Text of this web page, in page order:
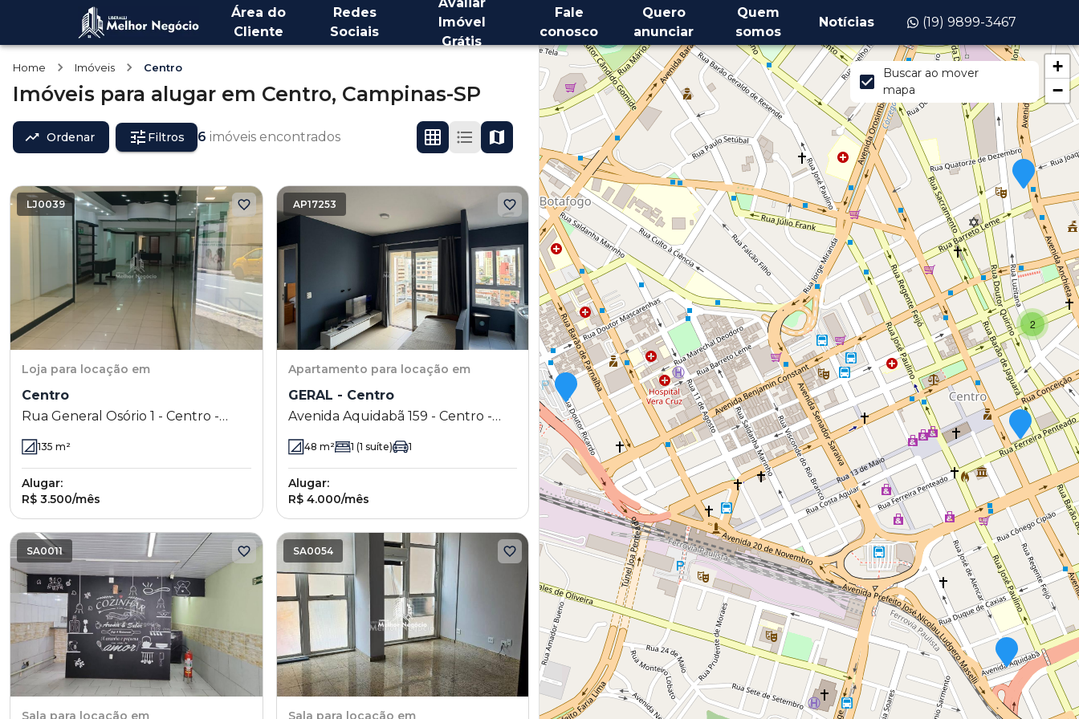
Área do
Cliente
Redes
Sociais
Imóvel
Grátis
Fale
conosco
Quero
anunciar
Quem
somos
Notícias (19) 9899-3467
Home Imóveis Centro
Imóveis para alugar em Centro, Campinas-SP
Ordenar Filtros 6 imóveis encontrados
LJ0039
Loja para locação em
Centro
Rua General Osório 1 - Centro -
135 m²
Alugar:
R$ 3.500/mês
AP17253
Apartamento para locação em
GERAL - Centro
Avenida Aquidabã 159 - Centro -
48 m² 1 (1 suíte) 1
Alugar:
R$ 4.000/mês
SA0011
Sala para locação em
SA0054
Sala para locação em
2
+
−
Buscar ao mover
mapa